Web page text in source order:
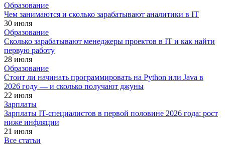
Образование
Чем занимаются и сколько зарабатывают аналитики в IT
30 июля
Образование
Сколько зарабатывают менеджеры проектов в IT и как найти
первую работу
28 июля
Образование
Стоит ли начинать программировать на Python или Java в
2026 году — и сколько получают джуны
22 июля
Зарплаты
Зарплаты IT-специалистов в первой половине 2026 года: рост
ниже инфляции
21 июля
Все статьи